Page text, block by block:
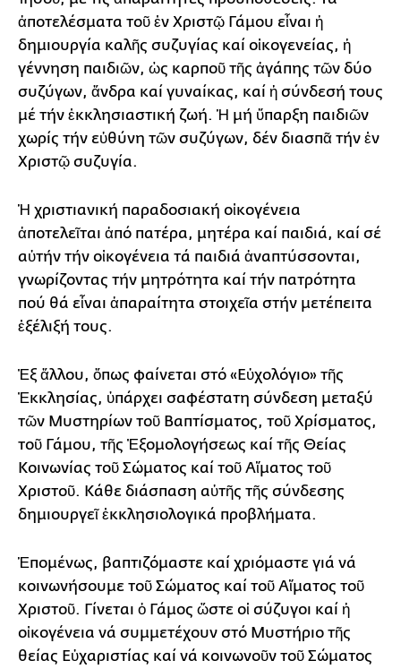
ἀποτελέσματα τοῦ ἐν Χριστῷ Γάμου εἶναι ἡ
δημιουργία καλῆς συζυγίας καί οἰκογενείας, ἡ
γέννηση παιδιῶν, ὡς καρποῦ τῆς ἀγάπης τῶν δύο
συζύγων, ἄνδρα καί γυναίκας, καί ἡ σύνδεσή τους
μέ τήν ἐκκλησιαστική ζωή. Ἡ μή ὕπαρξη παιδιῶν
χωρίς τήν εὐθύνη τῶν συζύγων, δέν διασπᾶ τήν ἐν
Χριστῷ συζυγία.
Ἡ χριστιανική παραδοσιακή οἰκογένεια
ἀποτελεῖται ἀπό πατέρα, μητέρα καί παιδιά, καί σέ
αὐτήν τήν οἰκογένεια τά παιδιά ἀναπτύσσονται,
γνωρίζοντας τήν μητρότητα καί τήν πατρότητα
πού θά εἶναι ἀπαραίτητα στοιχεῖα στήν μετέπειτα
ἐξέλιξή τους.
Ἐξ ἄλλου, ὅπως φαίνεται στό «Εὐχολόγιο» τῆς
Ἐκκλησίας, ὑπάρχει σαφέστατη σύνδεση μεταξύ
τῶν Μυστηρίων τοῦ Βαπτίσματος, τοῦ Χρίσματος,
τοῦ Γάμου, τῆς Ἐξομολογήσεως καί τῆς Θείας
Κοινωνίας τοῦ Σώματος καί τοῦ Αἵματος τοῦ
Χριστοῦ. Κάθε διάσπαση αὐτῆς τῆς σύνδεσης
δημιουργεῖ ἐκκλησιολογικά προβλήματα.
Ἑπομένως, βαπτιζόμαστε καί χριόμαστε γιά νά
κοινωνήσουμε τοῦ Σώματος καί τοῦ Αἵματος τοῦ
Χριστοῦ. Γίνεται ὁ Γάμος ὥστε οἱ σύζυγοι καί ἡ
οἰκογένεια νά συμμετέχουν στό Μυστήριο τῆς
θείας Εὐχαριστίας καί νά κοινωνοῦν τοῦ Σώματος